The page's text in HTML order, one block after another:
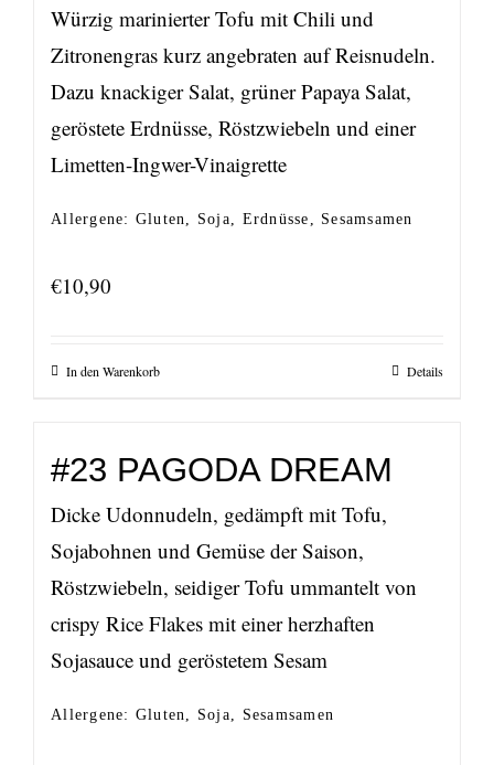
Würzig marinierter Tofu mit Chili und
Zitronengras kurz angebraten auf Reisnudeln.
Dazu knackiger Salat, grüner Papaya Salat,
geröstete Erdnüsse, Röstzwiebeln und einer
Limetten-Ingwer-Vinaigrette
Allergene: Gluten, Soja, Erdnüsse, Sesamsamen
€10,90
In den Warenkorb Details
#23 PAGODA DREAM
Dicke Udonnudeln, gedämpft mit Tofu,
Sojabohnen und Gemüse der Saison,
Röstzwiebeln, seidiger Tofu ummantelt von
crispy Rice Flakes mit einer herzhaften
Sojasauce und geröstetem Sesam
Allergene: Gluten, Soja, Sesamsamen